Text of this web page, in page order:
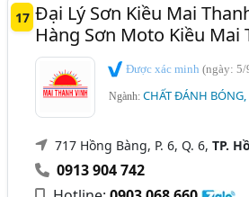
17 Đại Lý Sơn Kiều Mai
Hàng Sơn Moto Kiều Mai
Được xác minh(ngày:
Ngành:CHẤT ĐÁNH
717 Hồng Bàng, P. 6, Q. 6,TP.
0913 904 742